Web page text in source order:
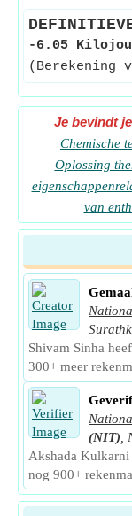
DEFINITIEVE
-6.05
(Berekening
Je bevindt
Chemische
Oplossing
van
Shivam Sinha
300+ meer
(NIT)
Akshada Kulkarni
nog 900+